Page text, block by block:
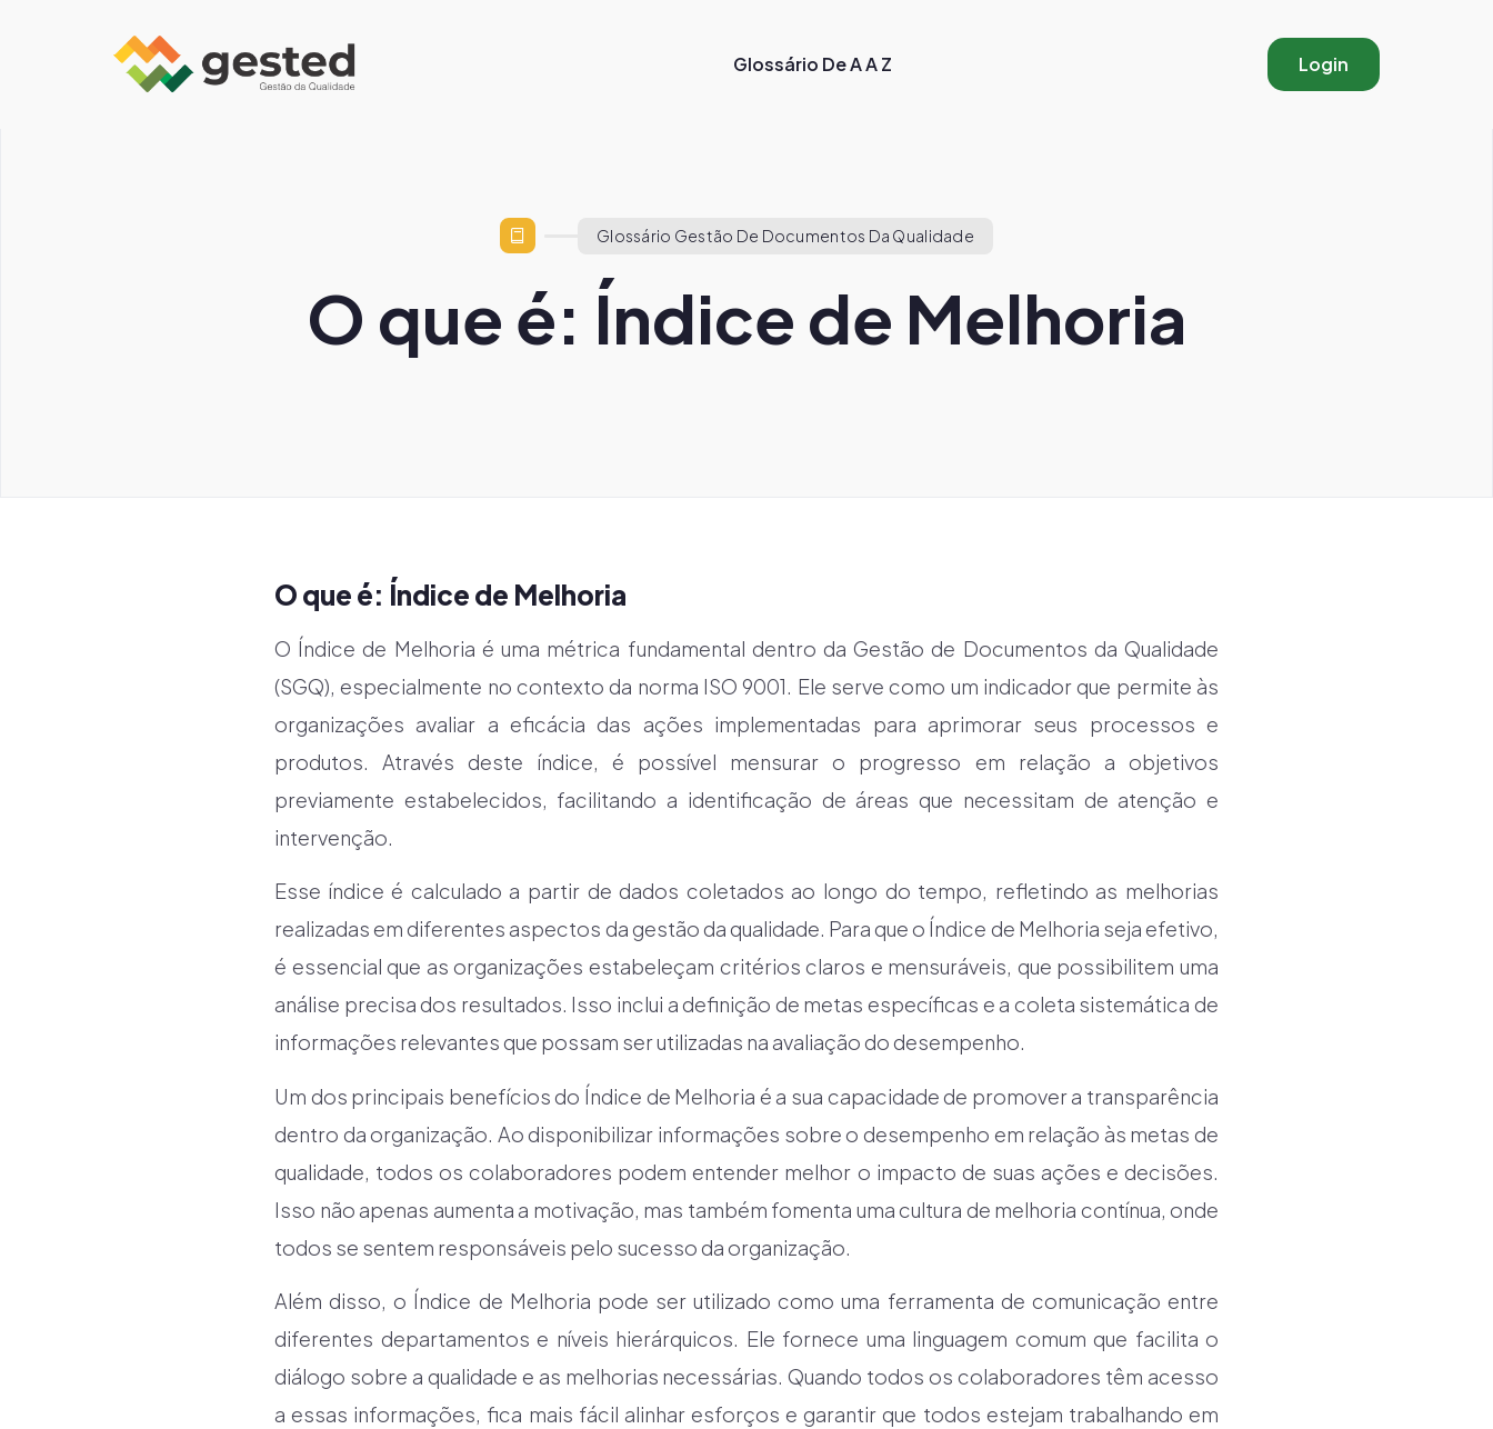
Glossário De A A Z Login
Glossário Gestão De Documentos Da Qualidade
O que é: Índice de Melhoria
O que é: Índice de Melhoria
O Índice de Melhoria é uma métrica fundamental dentro da Gestão de Documentos da Qualidade
(SGQ), especialmente no contexto da norma ISO 9001. Ele serve como um indicador que permite às
organizações avaliar a eficácia das ações implementadas para aprimorar seus processos e
produtos. Através deste índice, é possível mensurar o progresso em relação a objetivos
previamente estabelecidos, facilitando a identificação de áreas que necessitam de atenção e
intervenção.
Esse índice é calculado a partir de dados coletados ao longo do tempo, refletindo as melhorias
realizadas em diferentes aspectos da gestão da qualidade. Para que o Índice de Melhoria seja efetivo,
é essencial que as organizações estabeleçam critérios claros e mensuráveis, que possibilitem uma
análise precisa dos resultados. Isso inclui a definição de metas específicas e a coleta sistemática de
informações relevantes que possam ser utilizadas na avaliação do desempenho.
Um dos principais benefícios do Índice de Melhoria é a sua capacidade de promover a transparência
dentro da organização. Ao disponibilizar informações sobre o desempenho em relação às metas de
qualidade, todos os colaboradores podem entender melhor o impacto de suas ações e decisões.
Isso não apenas aumenta a motivação, mas também fomenta uma cultura de melhoria contínua, onde
todos se sentem responsáveis pelo sucesso da organização.
Além disso, o Índice de Melhoria pode ser utilizado como uma ferramenta de comunicação entre
diferentes departamentos e níveis hierárquicos. Ele fornece uma linguagem comum que facilita o
diálogo sobre a qualidade e as melhorias necessárias. Quando todos os colaboradores têm acesso
a essas informações, fica mais fácil alinhar esforços e garantir que todos estejam trabalhando em